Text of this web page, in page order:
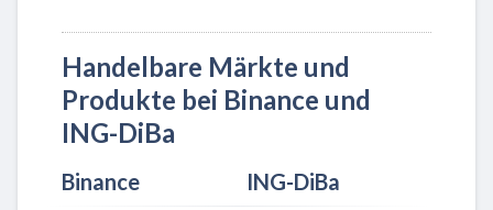
Handelbare Märkte und
Produkte bei Binance und
ING-DiBa
Binance
ING-DiBa